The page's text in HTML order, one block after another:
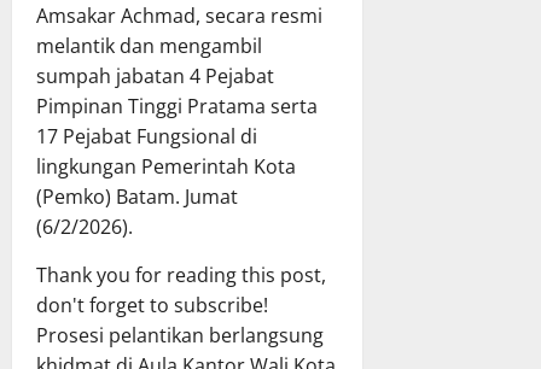
Amsakar Achmad, secara resmi
melantik dan mengambil
sumpah jabatan 4 Pejabat
Pimpinan Tinggi Pratama serta
17 Pejabat Fungsional di
lingkungan Pemerintah Kota
(Pemko) Batam. Jumat
(6/2/2026).
Thank you for reading this post,
don't forget to subscribe!
Prosesi pelantikan berlangsung